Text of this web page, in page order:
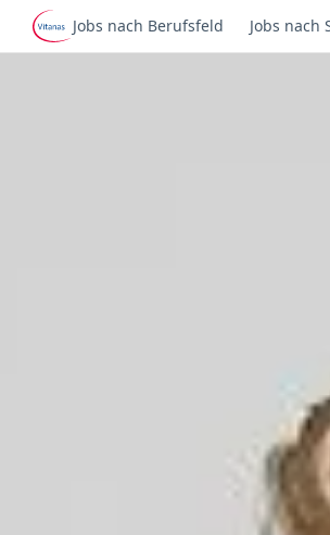
Jobs nach Berufsfeld Jobs nach